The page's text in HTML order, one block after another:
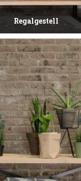
Regalgestell